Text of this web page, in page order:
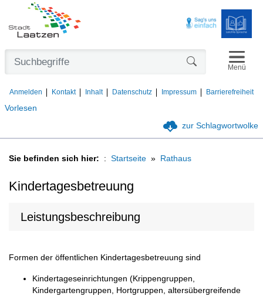
Vorlesen
Anmelden Kontakt Inhalt Datenschutz Impressum Barrierefreiheit
Menü
zur Schlagwortwolke
Sie befinden sich hier: Startseite Rathaus
Kindertagesbetreuung
Leistungsbeschreibung
Formen der öffentlichen Kindertagesbetreuung sind
Kindertageseinrichtungen (Krippengruppen,
Kindergartengruppen, Hortgruppen, altersübergreifende